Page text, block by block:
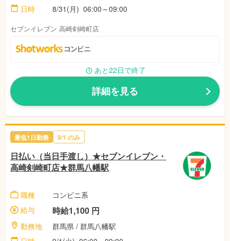
日時
8/31(月) 06:00～09:00
セブンイレブン 高崎剣崎町店
あと22日で終了
詳細を見る
最低1日勤務 9/1 のみ
日払い（当日手渡し）★セブンイレブン・
高崎剣崎町店★群馬八幡駅
職種
コンビニ系
給与
時給1,100 円
勤務地
群馬県 / 群馬八幡駅